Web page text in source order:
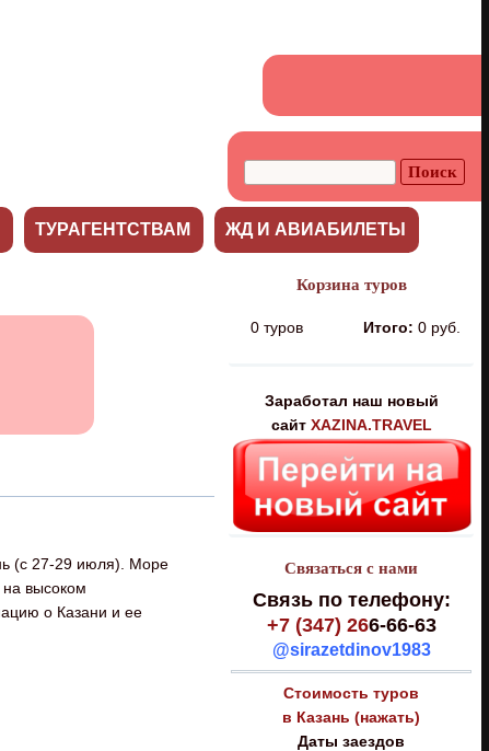
ТУРАГЕНТСТВАМ ЖД И АВИАБИЛЕТЫ
Корзина туров
0 туров Итого: 0 руб.
Заработал наш новый
сайт XAZINA.TRAVEL
Связаться с нами
Связь по телефону:
+7 (347) 266-66-63
@sirazetdinov1983
Стоимость туров
в Казань (нажать)
Даты заездов
(с 27-29 июля). Море
на высоком
о Казани и ее